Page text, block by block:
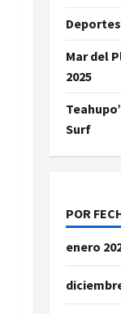
Mar del
2025
Surf
POR
enero